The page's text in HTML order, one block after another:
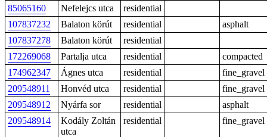
85065160
Nefelejcs utca
residential
107837232
Balaton körút residential
asphalt
107837278
Balaton körút
residential
172269068
Partalja utca residential
compacted
174962347
Ágnes utca residential
fine_gravel
209548911
Honvéd utca residential
fine_gravel
209548912
Nyárfa sor residential
asphalt
209548914
Kodály Zoltán
utca
residential fine_gravel